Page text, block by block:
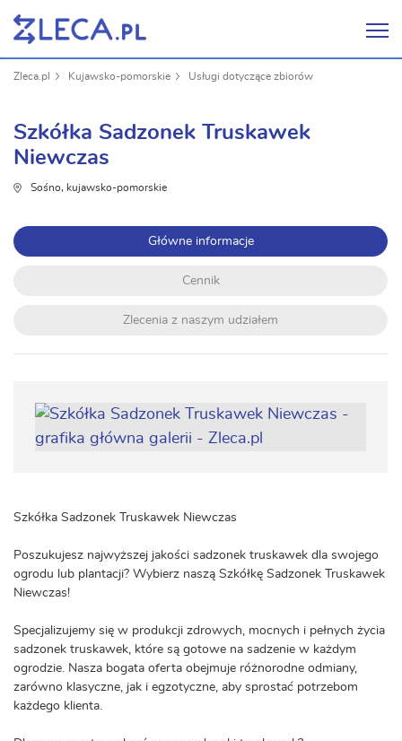
Zleca.pl Kujawsko-pomorskie Usługi dotyczące zbiorów
Szkółka Sadzonek Truskawek
Niewczas
Sośno, kujawsko-pomorskie
Główne informacje
Cennik
Zlecenia z naszym udziałem
Szkółka Sadzonek Truskawek Niewczas
Poszukujesz najwyższej jakości sadzonek truskawek dla swojego
ogrodu lub plantacji? Wybierz naszą Szkółkę Sadzonek Truskawek
Niewczas!
Specjalizujemy się w produkcji zdrowych, mocnych i pełnych życia
sadzonek truskawek, które są gotowe na sadzenie w każdym
ogrodzie. Nasza bogata oferta obejmuje różnorodne odmiany,
zarówno klasyczne, jak i egzotyczne, aby sprostać potrzebom
każdego klienta.